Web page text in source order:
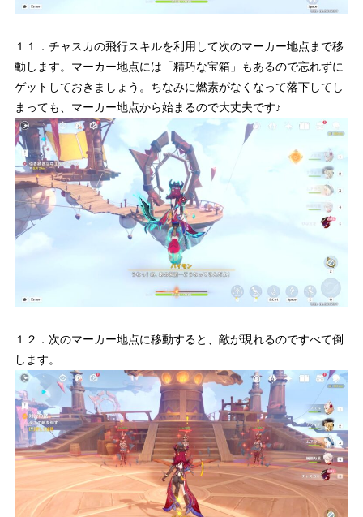
１１．チャスカの飛行スキルを利用して次のマーカー地点まで移
動します。マーカー地点には「精巧な宝箱」もあるので忘れずに
ゲットしておきましょう。ちなみに燃素がなくなって落下してし
まっても、マーカー地点から始まるので大丈夫です♪
１２．次のマーカー地点に移動すると、敵が現れるのですべて倒
します。